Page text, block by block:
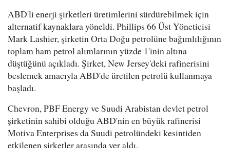
ABD'li enerji şirketleri üretimlerini sürdürebilmek için
alternatif kaynaklara yöneldi. Phillips 66 Üst Yöneticisi
Mark Lashier, şirketin Orta Doğu petrolüne bağımlılığının
toplam ham petrol alımlarının yüzde 1'inin altına
düştüğünü açıkladı. Şirket, New Jersey'deki rafinerisini
beslemek amacıyla ABD'de üretilen petrolü kullanmaya
başladı.
Chevron, PBF Energy ve Suudi Arabistan devlet petrol
şirketinin sahibi olduğu ABD'nin en büyük rafinerisi
Motiva Enterprises da Suudi petrolündeki kesintiden
etkilenen şirketler arasında yer aldı.